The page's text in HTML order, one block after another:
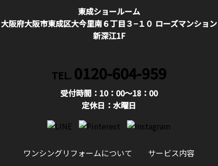
東成ショールーム
大阪府大阪市東成区大今里南６丁目３−１０ ローズマンション
新深江1F
TEL. 0120-604-959
受付時間：10：00〜18：00
定休日：水曜日
ワンシングリフォームについて サービス内容